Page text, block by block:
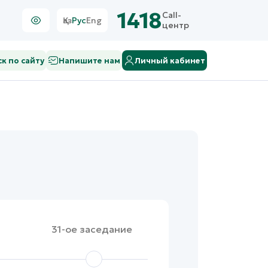
ҚазРусEng 1418Call-
центр
по сайту Напишите нам Личный кабинет
31-ое заседание